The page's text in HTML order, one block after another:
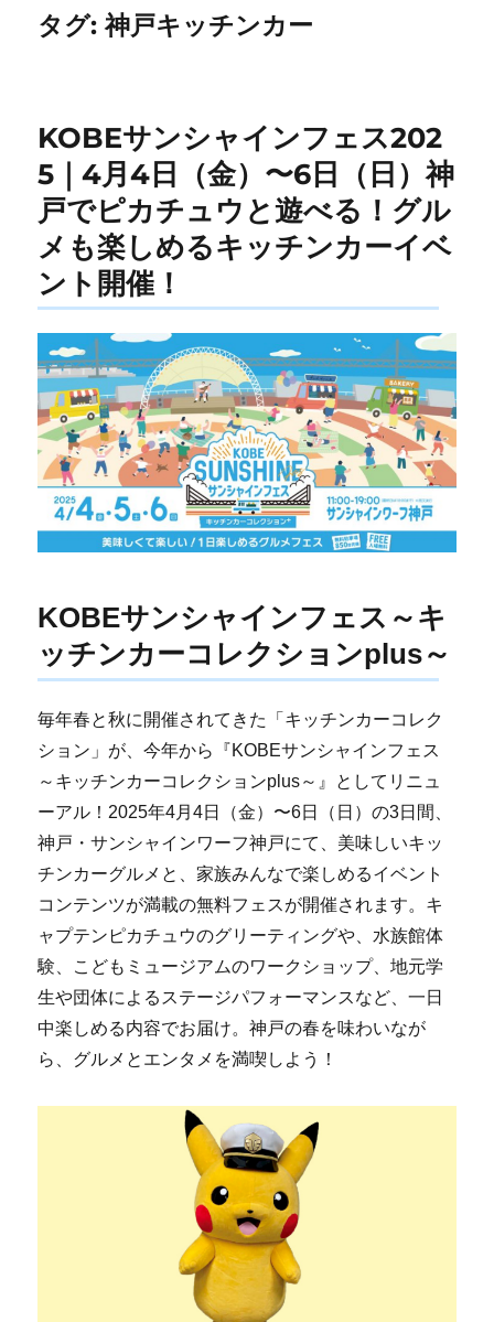
タグ:神戸キッチンカー
KOBEサンシャインフェス202
5｜4月4日（金）〜6日（日）神
戸でピカチュウと遊べる！グル
メも楽しめるキッチンカーイベ
ント開催！
KOBEサンシャインフェス～キ
ッチンカーコレクションplus～
毎年春と秋に開催されてきた「キッチンカーコレク
ション」が、今年から『KOBEサンシャインフェス
～キッチンカーコレクションplus～』としてリニュ
ーアル！2025年4月4日（金）〜6日（日）の3日間、
神戸・サンシャインワーフ神戸にて、美味しいキッ
チンカーグルメと、家族みんなで楽しめるイベント
コンテンツが満載の無料フェスが開催されます。キ
ャプテンピカチュウのグリーティングや、水族館体
験、こどもミュージアムのワークショップ、地元学
生や団体によるステージパフォーマンスなど、一日
中楽しめる内容でお届け。神戸の春を味わいなが
ら、グルメとエンタメを満喫しよう！